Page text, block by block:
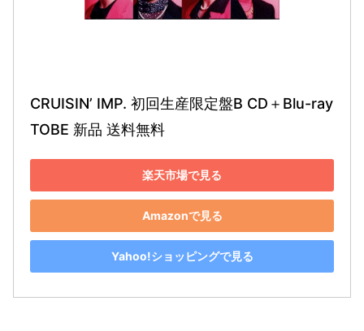
CRUISIN’ IMP. 初回生産限定盤B CD＋Blu-ray
TOBE 新品 送料無料
楽天市場で見る
Amazonで見る
Yahoo!ショッピングで見る